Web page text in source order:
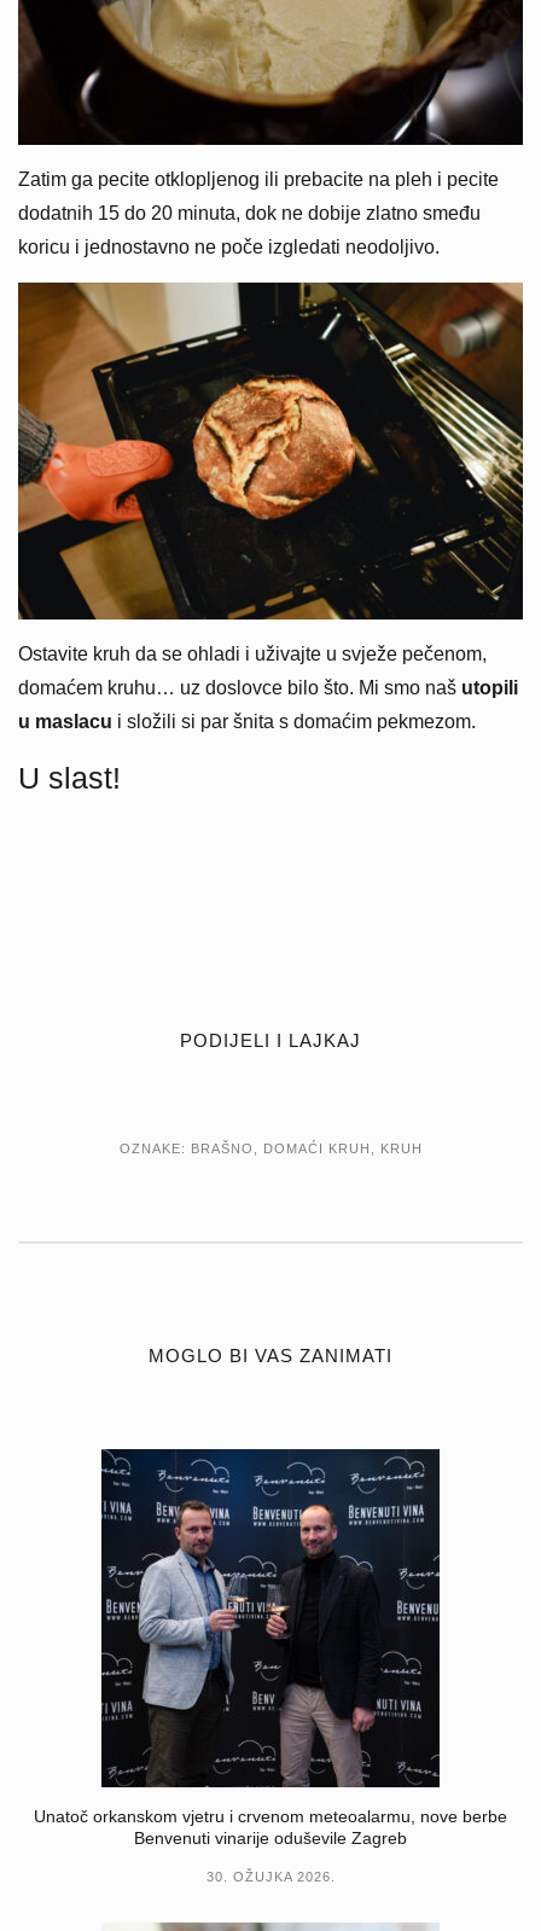
Zatim ga pecite otklopljenog ili prebacite na pleh i pecite
dodatnih 15 do 20 minuta, dok ne dobije zlatno smeđu
koricu i jednostavno ne poče izgledati neodoljivo.
Ostavite kruh da se ohladi i uživajte u svježe pečenom,
domaćem kruhu… uz doslovce bilo što. Mi smo naš utopili
u maslacu i složili si par šnita s domaćim pekmezom.
U slast!
PODIJELI I LAJKAJ
OZNAKE: BRAŠNO DOMAĆI KRUH KRUH
MOGLO BI VAS ZANIMATI
Unatoč orkanskom vjetru i crvenom meteoalarmu, nove berbe
Benvenuti vinarije oduševile Zagreb
30. OŽUJKA 2026.